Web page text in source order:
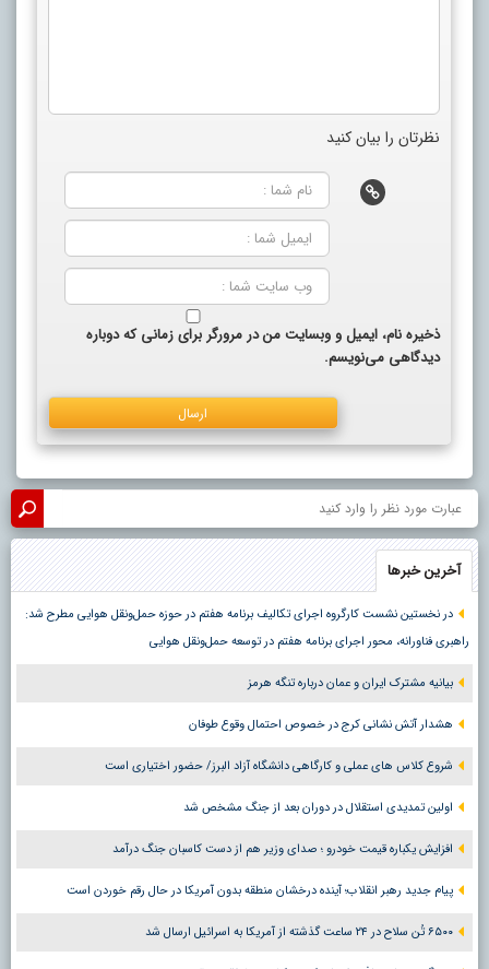
نظرتان را بیان کنید
ذخیره نام، ایمیل و وبسایت من در مرورگر برای زمانی که دوباره
دیدگاهی می‌نویسم.
آخرین خبرها
در نخستین نشست کارگروه اجرای تکالیف برنامه هفتم در حوزه حمل‌ونقل هوایی مطرح شد:
راهبری فناورانه، محور اجرای برنامه هفتم در توسعه حمل‌ونقل هوایی
بیانیه مشترک ایران و عمان درباره تنگه هرمز
هشدار آتش نشانی کرج در خصوص احتمال وقوع طوفان
شروع کلاس های عملی و کارگاهی دانشگاه آزاد البرز/ حضور اختیاری است
اولین تمدیدی استقلال در دوران بعد از جنگ مشخص شد
افزایش یکباره قیمت خودرو ؛ صدای وزیر هم از دست کاسبان جنگ درآمد
پیام جدید رهبر انقلاب؛ آینده درخشان منطقه بدون آمریکا در حال رقم خوردن است
۶۵۰۰ تُن سلاح در ۲۴ ساعت گذشته از آمریکا به اسرائیل ارسال شد